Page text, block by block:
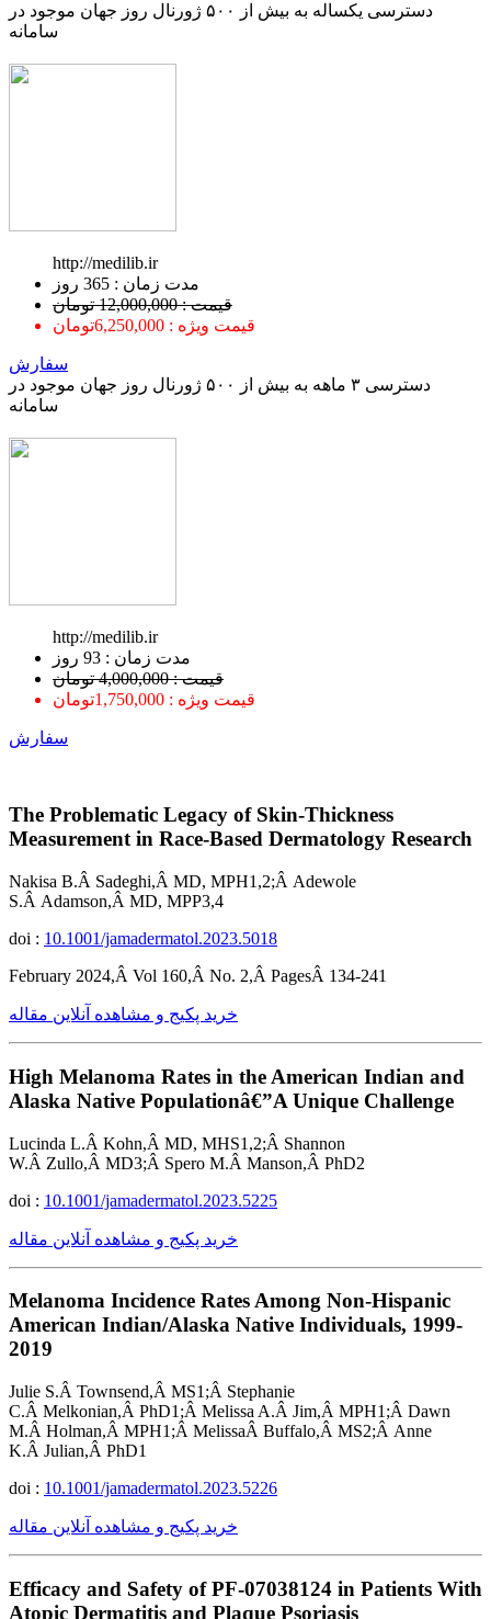
دسترسی یکساله به بیش از ۵۰۰ ژورنال روز جهان موجود در
سامانه
http://medilib.ir
ﻣﺪﺕ ﺯﻣﺎﻥ : 365 ﺭﻭﺯ
قیمت : 12,000,000 تومان
قیمت ویژه : 6,250,000تومان
سفارش
دسترسی ۳ ماهه به بیش از ۵۰۰ ژورنال روز جهان موجود در
سامانه
http://medilib.ir
ﻣﺪﺕ ﺯﻣﺎﻥ : 93 ﺭﻭﺯ
قیمت : 4,000,000 تومان
قیمت ویژه : 1,750,000تومان
سفارش
The Problematic Legacy of Skin-Thickness
Measurement in Race-Based Dermatology Research
Nakisa B.Â Sadeghi,Â MD, MPH1,2;Â Adewole
S.Â Adamson,Â MD, MPP3,4
doi : 10.1001/jamadermatol.2023.5018
February 2024,Â Vol 160,Â No. 2,Â PagesÂ 134-241
خرید پکیج و مشاهده آنلاین مقاله
High Melanoma Rates in the American Indian and
Alaska Native Populationâ€”A Unique Challenge
Lucinda L.Â Kohn,Â MD, MHS1,2;Â Shannon
W.Â Zullo,Â MD3;Â Spero M.Â Manson,Â PhD2
doi : 10.1001/jamadermatol.2023.5225
خرید پکیج و مشاهده آنلاین مقاله
Melanoma Incidence Rates Among Non-Hispanic
American Indian/Alaska Native Individuals, 1999-
2019
Julie S.Â Townsend,Â MS1;Â Stephanie
C.Â Melkonian,Â PhD1;Â Melissa A.Â Jim,Â MPH1;Â Dawn
M.Â Holman,Â MPH1;Â MelissaÂ Buffalo,Â MS2;Â Anne
K.Â Julian,Â PhD1
doi : 10.1001/jamadermatol.2023.5226
خرید پکیج و مشاهده آنلاین مقاله
Efficacy and Safety of PF-07038124 in Patients With
Atopic Dermatitis and Plaque Psoriasis